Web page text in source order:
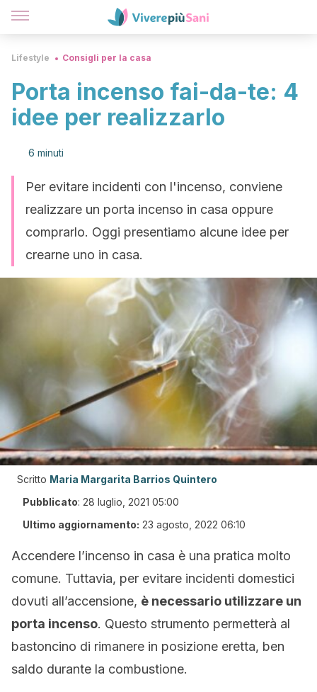
Lifestyle Consigli per la casa
Porta incenso fai-da-te: 4
idee per realizzarlo
6 minuti
Per evitare incidenti con l'incenso, conviene
realizzare un porta incenso in casa oppure
comprarlo. Oggi presentiamo alcune idee per
crearne uno in casa.
Scritto Maria Margarita Barrios Quintero
Pubblicato: 28 luglio, 2021 05:00
Ultimo aggiornamento: 23 agosto, 2022 06:10
Accendere l’incenso in casa è una pratica molto
comune. Tuttavia, per evitare incidenti domestici
dovuti all’accensione, è necessario utilizzare un
porta incenso. Questo strumento permetterà al
bastoncino di rimanere in posizione eretta, ben
saldo durante la combustione.